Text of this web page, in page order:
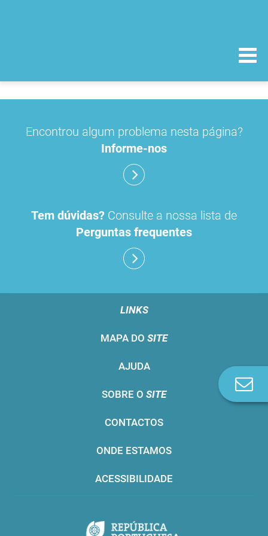
Encontrou algum problema nesta página?
Informe-nos
Tem dúvidas? Consulte a nossa lista de
Perguntas frequentes
LINKS
MAPA DO SITE
AJUDA
SOBRE O SITE
CONTACTOS
ONDE ESTAMOS
ACESSIBILIDADE